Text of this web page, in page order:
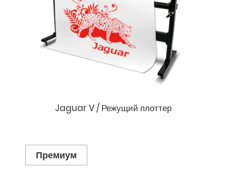
Jaguar V / Режущий плоттер
Премиум